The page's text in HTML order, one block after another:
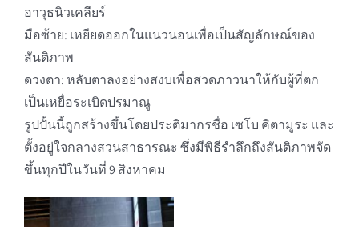
อาวุธนิวเคลียร์
มือซ้าย: เหยียดออกในแนวนอนเพื่อเป็นสัญลักษณ์ของ
สันติภาพ
ดวงตา: หลับตาลงอย่างสงบเพื่อสวดภาวนาให้กับผู้ที่ตก
เป็นเหยื่อระเบิดปรมาณู
รูปปั้นนี้ถูกสร้างขึ้นโดยประติมากรชื่อ เซโบ คิตามูระ และ
ตั้งอยู่ใจกลางสวนสาธารณะ ซึ่งมีพิธีรำลึกถึงสันติภาพจัด
ขึ้นทุกปีในวันที่ 9 สิงหาคม